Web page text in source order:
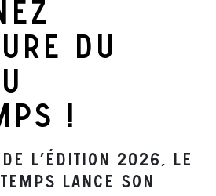
du
!
l’édition 2026, Le
lance son